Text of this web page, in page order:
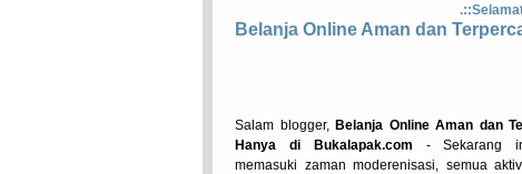
Belanja Online Aman dan
Salam blogger,Belanja Online Aman dan
Hanya di Bukalapak.com - Sekarang
memasuki zaman moderenisasi, semua